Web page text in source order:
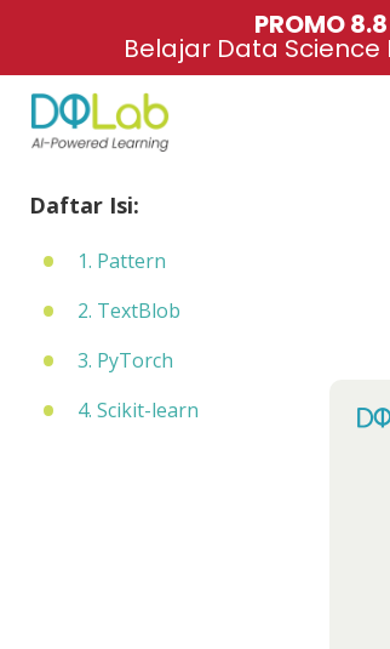
PROMO
Belajar Data Science
Daftar Isi:
1. Pattern
2. TextBlob
3. PyTorch
4. Scikit-learn